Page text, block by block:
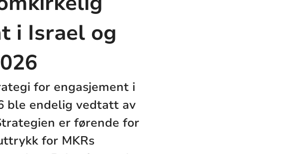
i Israel og
for engasjement i
ble endelig vedtatt av
er førende for
for MKRs